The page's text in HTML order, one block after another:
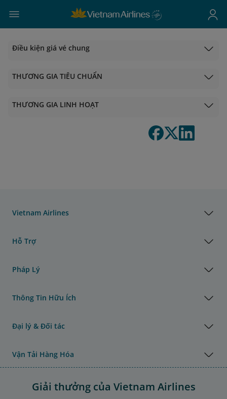
Điều kiện giá vé chung
THƯƠNG GIA TIÊU CHUẨN
THƯƠNG GIA LINH HOẠT
Vietnam Airlines
Hỗ Trợ
Pháp Lý
Thông Tin Hữu Ích
Đại lý & Đối tác
Vận Tải Hàng Hóa
Giải thưởng của Vietnam Airlines